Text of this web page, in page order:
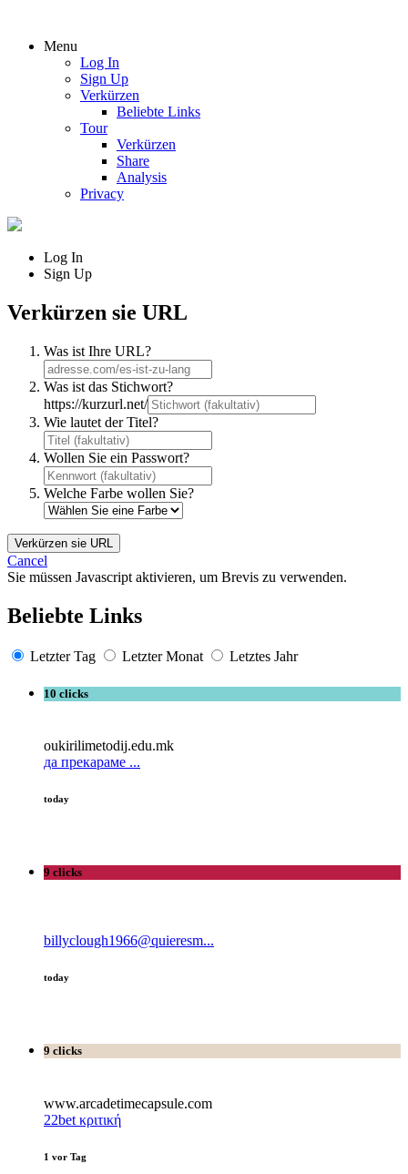
Menu
Log In
Sign Up
Verkürzen
Beliebte Links
Tour
Verkürzen
Share
Analysis
Privacy
Log In
Sign Up
Verkürzen sie URL
Was ist Ihre URL?
Was ist das Stichwort?
https://kurzurl.net/
Wie lautet der Titel?
Wollen Sie ein Passwort?
Welche Farbe wollen Sie?
Verkürzen sie URL
Cancel
Sie müssen Javascript aktivieren, um Brevis zu verwenden.
Beliebte Links
Letzter Tag Letzter Monat Letztes Jahr
10 clicks
oukirilimetodij.edu.mk
да прекараме ...
today
9 clicks
billyclough1966@quieresm...
today
9 clicks
www.arcadetimecapsule.com
22bet κριτική
1 vor Tag